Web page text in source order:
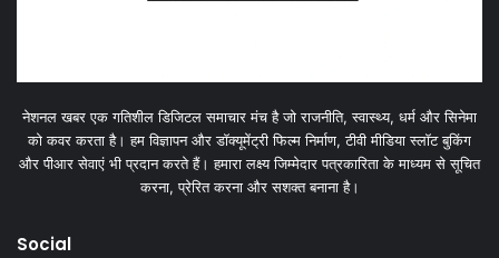
नेशनल खबर एक गतिशील डिजिटल समाचार मंच है जो राजनीति, स्वास्थ्य, धर्म और सिनेमा
को कवर करता है। हम विज्ञापन और डॉक्यूमेंट्री फिल्म निर्माण, टीवी मीडिया स्लॉट बुकिंग
और पीआर सेवाएं भी प्रदान करते हैं। हमारा लक्ष्य जिम्मेदार पत्रकारिता के माध्यम से सूचित
करना, प्रेरित करना और सशक्त बनाना है।
Social